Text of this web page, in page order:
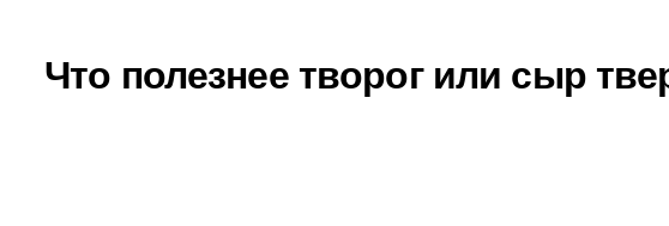
Что полезнее творог или сыр